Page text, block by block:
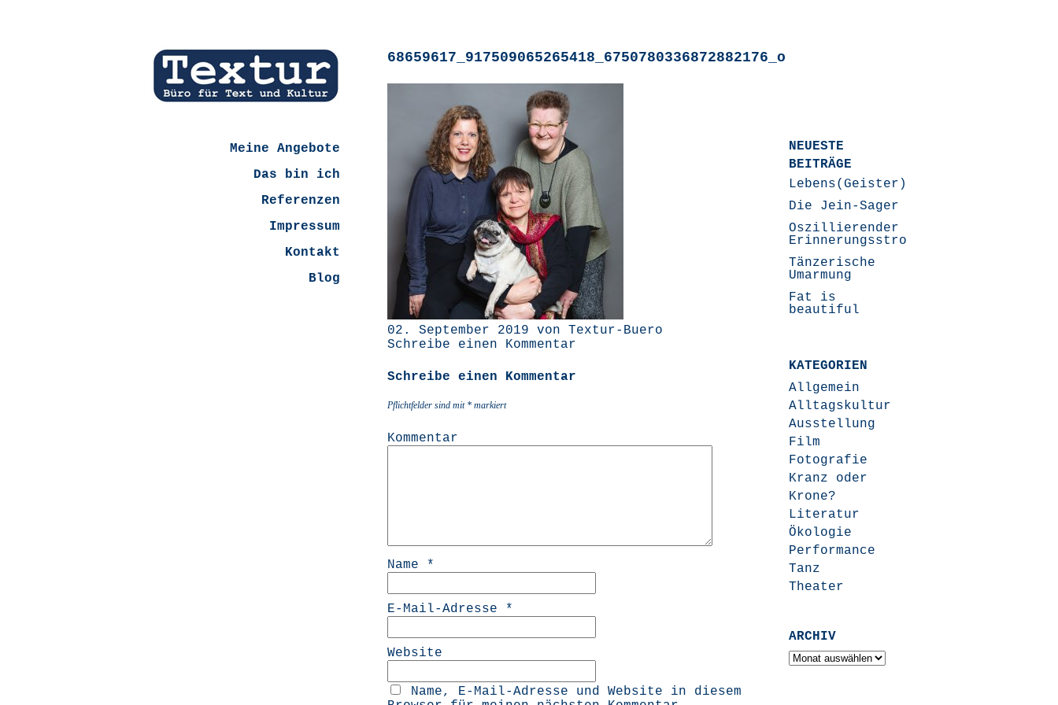
Meine Angebote
Das bin ich
Referenzen
Impressum
Kontakt
Blog
68659617_917509065265418_6750780336872882176_o
02. September 2019 von Textur-Buero
Schreibe einen Kommentar
Schreibe einen Kommentar
Pflichtfelder sind mit * markiert
Kommentar
Name *
E-Mail-Adresse *
Website
Name, E-Mail-Adresse und Website in diesem
NEUESTE
BEITRÄGE
Lebens(Geister)Geschichten
Die Jein-Sager
Oszillierender
Erinnerungsstrom
Tänzerische
Umarmung
Fat is
beautiful
KATEGORIEN
Allgemein
Alltagskultur
Ausstellung
Film
Fotografie
Kranz oder
Krone?
Literatur
Ökologie
Performance
Tanz
Theater
ARCHIV
Archiv